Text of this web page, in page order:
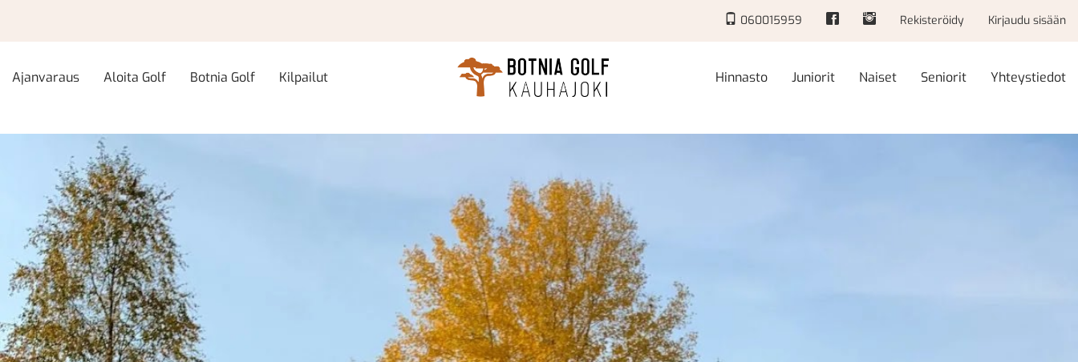
060015959 Rekisteröidy Kirjaudu sisään
Ajanvaraus Aloita Golf Botnia Golf Kilpailut Hinnasto Juniorit Naiset Seniorit Yhteystiedot